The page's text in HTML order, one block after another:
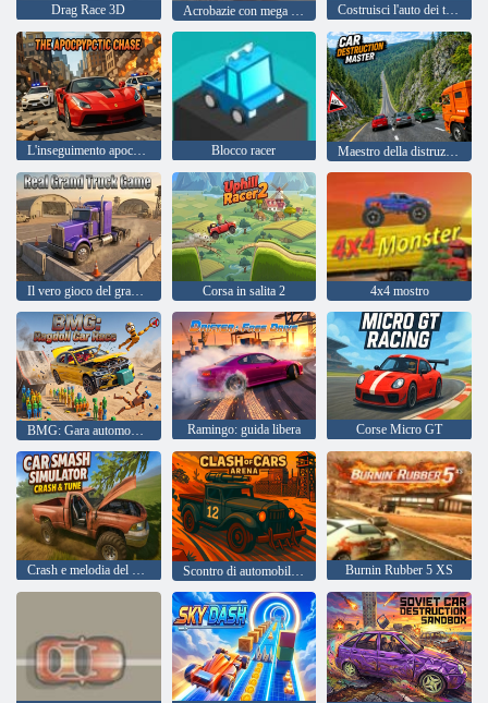
Drag Race 3D Acrobazie con mega auto Costruisci l'auto dei tuoi sogni
Blocco racer Maestro della distruzione di automobili
Corsa in salita 2 4x4 mostro
BMG: Gara automobilistica Ragdoll Ramingo: guida libera Corse Micro GT
Crash e melodia del simulatore di macchine per auto Scontro di automobili Arena Burnin Rubber 5 XS